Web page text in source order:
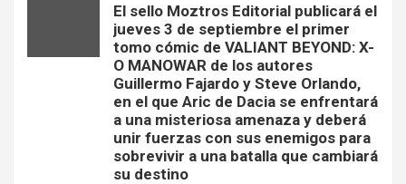
El sello Moztros Editorial publicará el
jueves 3 de septiembre el primer
tomo cómic de VALIANT BEYOND: X-
O MANOWAR de los autores
Guillermo Fajardo y Steve Orlando,
en el que Aric de Dacia se enfrentará
a una misteriosa amenaza y deberá
unir fuerzas con sus enemigos para
sobrevivir a una batalla que cambiará
su destino